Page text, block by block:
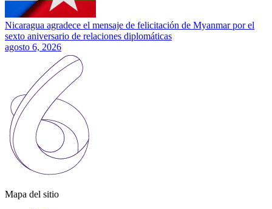
Nicaragua agradece el mensaje de felicitación de Myanmar por el
sexto aniversario de relaciones diplomáticas
agosto 6, 2026
Mapa del sitio